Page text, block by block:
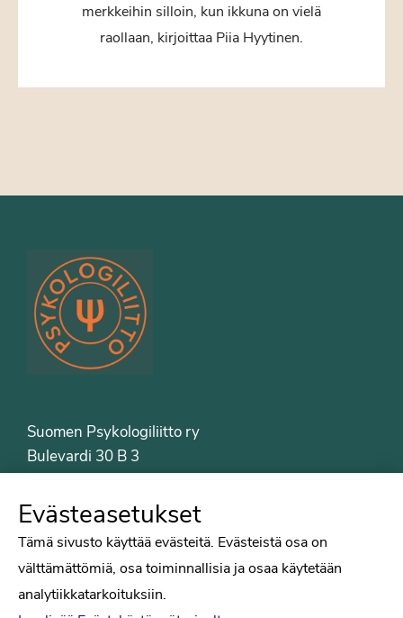
merkkeihin silloin, kun ikkuna on vielä
raollaan, kirjoittaa Piia Hyytinen.
Suomen Psykologiliitto ry
Bulevardi 30 B 3
Puh. 09-6122 9122
Psykologiliiton sivut
Tiede
Evästeasetukset
Tämä sivusto käyttää evästeitä. Evästeistä osa on
välttämättömiä, osa toiminnallisia ja osaa käytetään
analytiikkatarkoituksiin.